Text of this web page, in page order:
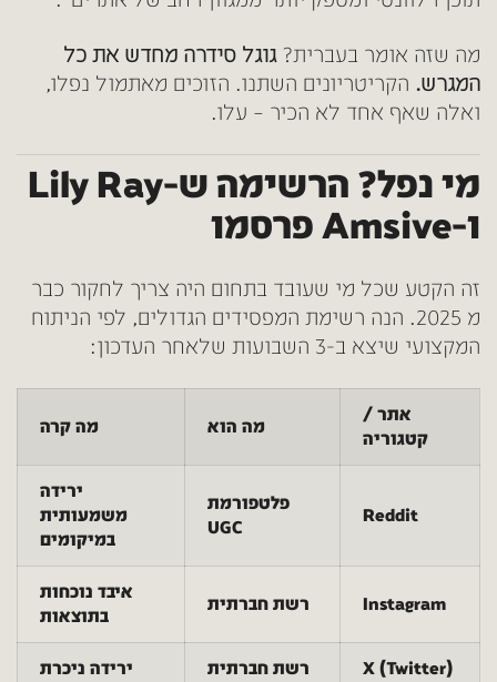
מה שזה אומר בעברית?גוגל סידרה מחדש את כל
המגרש. הקריטריונים השתנו. הזוכים מאתמול נפלו,
ואלה שאף אחד לא הכיר – עלו.
מי נפל? הרשימה ש-Lily Ray
ו-Amsive פרסמו
זה הקטע שכל מי שעובד בתחום היה צריך לחקור כבר
מ 2025.
הנה רשימת המפסידים הגדולים, לפי הניתוח
המקצועי שיצא ב-3 השבועות שלאחר העדכון:
אתר /
קטגוריה
מה הוא מה קרה
Reddit
פלטפורמת
UGC
ירידה
משמעותית
במיקומים
Instagram רשת חברתית
איבד נוכחות
בתוצאות
X (Twitter) רשת חברתית ירידה ניכרת